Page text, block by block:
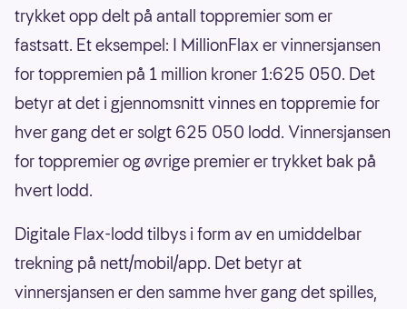
trykket opp delt på antall toppremier som er
fastsatt. Et eksempel: I MillionFlax er vinnersjansen
for toppremien på 1 million kroner 1:625 050. Det
betyr at det i gjennomsnitt vinnes en toppremie for
hver gang det er solgt 625 050 lodd. Vinnersjansen
for toppremier og øvrige premier er trykket bak på
hvert lodd.
Digitale Flax-lodd tilbys i form av en umiddelbar
trekning på nett/mobil/app. Det betyr at
vinnersjansen er den samme hver gang det spilles,